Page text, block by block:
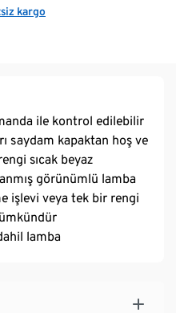
kargo
ile kontrol edilebilir
saydam kapaktan hoş ve
sıcak beyaz
görünümlü lamba
işlevi veya tek bir rengi
lamba